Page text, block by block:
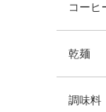
コーヒ
乾麺
調味料